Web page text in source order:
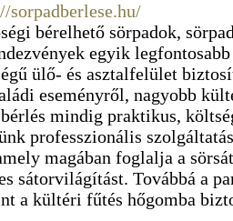
sorpadberlese.hu/
bérelhető sörpadok,
egyik
ülő- és asztalfelület
eseményről, nagyobb
mindig praktikus,
professzionális
magában foglalja a
sátorvilágítást. Továbbá a
a kültéri fűtés hőgomba